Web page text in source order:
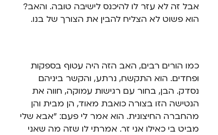
אבל זה לא עזר לו להיכנס לישיבה טובה. והאב?
הוא פשוט לא הצליח להבין את הצורך של בנו.
כמו הורים רבים, האב הזה היה עטוף בספקות
ופחדים. הוא התקשח, נרתע, והקשר ביניהם
נסדק. הבן, בחור עם רגישות עמוקה, חווה את
הנטישה הזו בצורה כואבת מאוד, הן מבית והן
מהחברה החיצונית. הוא אמר לי פעם: "אבא שלי
מביט בי כאילו אני זר. אמרתי לו שזה מה שאני